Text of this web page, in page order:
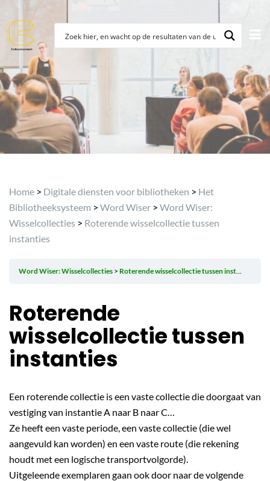
Home > Digitale diensten voor bibliotheken > Het
Bibliotheeksysteem > Word Wiser > Word Wiser:
Wisselcollecties > Roterende wisselcollectie tussen
instanties
Word Wiser: Wisselcollecties Roterende wisselcollectie tussen instanties
Roterende
wisselcollectie tussen
instanties
Een roterende collectie is een vaste collectie die doorgaat van
vestiging van instantie A naar B naar C…
Ze heeft een vaste periode, een vaste collectie (die wel
aangevuld kan worden) en een vaste route (die rekening
houdt met een logische transportvolgorde).
Uitgeleende exemplaren gaan ook door naar de volgende